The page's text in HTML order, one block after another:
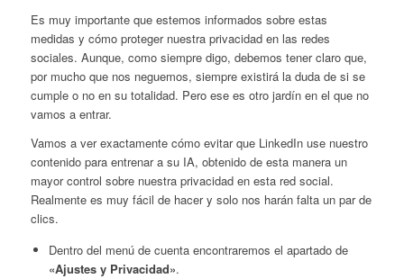
Es muy importante que estemos informados sobre estas
medidas y cómo proteger nuestra privacidad en las redes
sociales. Aunque, como siempre digo, debemos tener claro que,
por mucho que nos neguemos, siempre existirá la duda de si se
cumple o no en su totalidad. Pero ese es otro jardín en el que no
vamos a entrar.
Vamos a ver exactamente cómo evitar que LinkedIn use nuestro
contenido para entrenar a su IA, obtenido de esta manera un
mayor control sobre nuestra privacidad en esta red social.
Realmente es muy fácil de hacer y solo nos harán falta un par de
clics.
Dentro del menú de cuenta encontraremos el apartado de
«Ajustes y Privacidad».